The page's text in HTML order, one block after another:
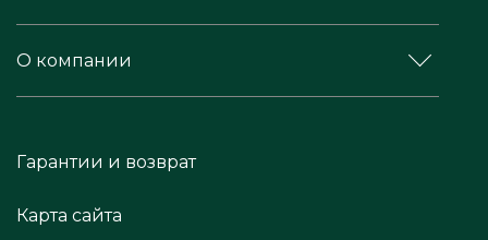
О компании
Гарантии и возврат
Карта сайта